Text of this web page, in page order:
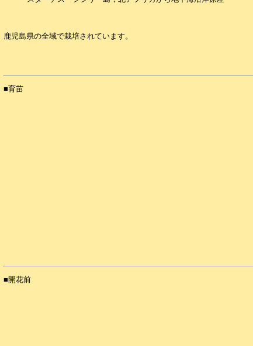
鹿児島県の全域で栽培されています。
■育苗
■開花前